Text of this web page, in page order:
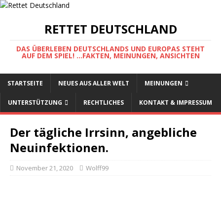
RETTET DEUTSCHLAND
DAS ÜBERLEBEN DEUTSCHLANDS UND EUROPAS STEHT
AUF DEM SPIEL! ...FAKTEN, MEINUNGEN, ANSICHTEN
STARTSEITE NEUES AUS ALLER WELT MEINUNGEN
UNTERSTÜTZUNG RECHTLICHES KONTAKT & IMPRESSUM
Der tägliche Irrsinn, angebliche
Neuinfektionen.
November 21, 2020 Wolff99